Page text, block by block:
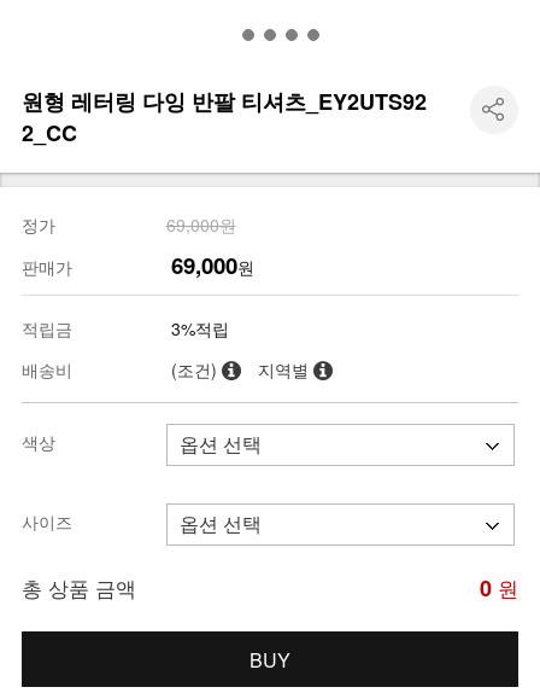
원형 레터링 다잉 반팔 티셔츠_EY2UTS92
2_CC
정가
69,000원
판매가
69,000원
적립금
3%적립
배송비
(조건) 지역별
색상
사이즈
총 상품 금액 0 원
BUY